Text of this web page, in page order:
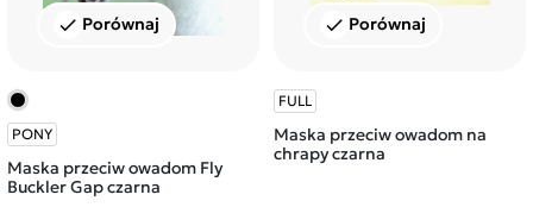
check Porównaj
PONY
Maska przeciw owadom Fly
Buckler Gap czarna
check Porównaj
FULL
Maska przeciw owadom na
chrapy czarna